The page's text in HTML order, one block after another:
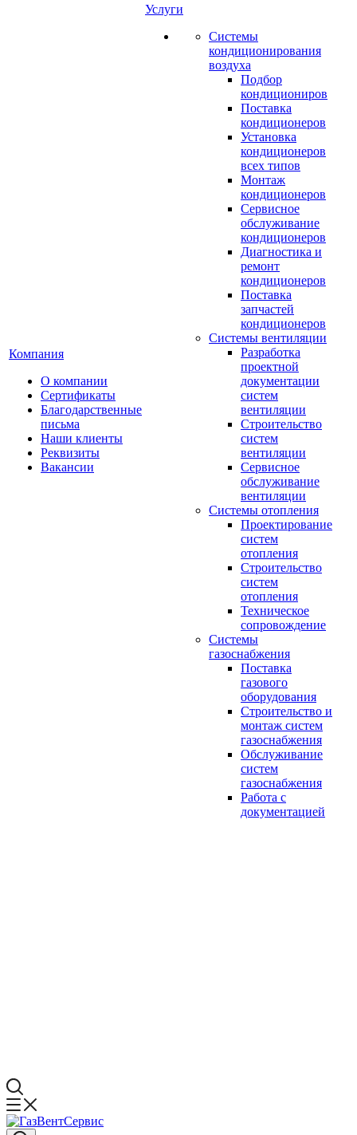
Компания
О компании
Сертификаты
Благодарственные
письма
Наши клиенты
Реквизиты
Вакансии
Услуги
Системы
кондиционирования
воздуха
Подбор
кондициониров
Поставка
кондиционеров
Установка
кондиционеров
всех типов
Монтаж
кондиционеров
Сервисное
обслуживание
кондиционеров
Диагностика и
ремонт
кондиционеров
Поставка
запчастей
кондиционеров
Системы вентиляции
Разработка
проектной
документации
систем
вентиляции
Строительство
систем
вентиляции
Сервисное
обслуживание
вентиляции
Системы отопления
Проектирование
систем
отопления
Строительство
систем
отопления
Техническое
сопровождение
Системы
газоснабжения
Поставка
газового
оборудования
Строительство и
монтаж систем
газоснабжения
Обслуживание
систем
газоснабжения
Работа с
документацией